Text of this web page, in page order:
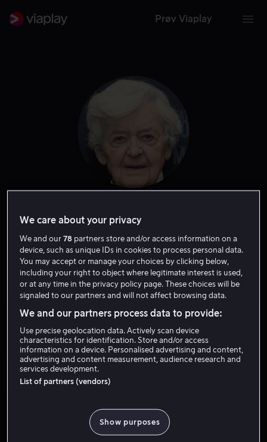
Prøv Viaplay
Hal Holbrook
Gjest Skuespiller
Fra 55 kr
We care about your privacy
We and our78 partners store and/or access information on a
device, such as unique IDs in cookies to process personal data.
You may accept or manage your choices by clicking below,
including your right to object where legitimate interest is used,
or at any time in the privacy policy page. These choices will be
signaled to our partners and will not affect browsing data.
We and our partners process data to provide:
Use precise geolocation data. Actively scan device
characteristics for identification. Store and/or access
information on a device. Personalised advertising and content,
advertising and content measurement, audience research and
services development.
List of partners (vendors)
Show purposes